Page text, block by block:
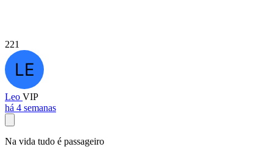
221
Leo VIP
há 4 semanas
Na vida tudo é passageiro